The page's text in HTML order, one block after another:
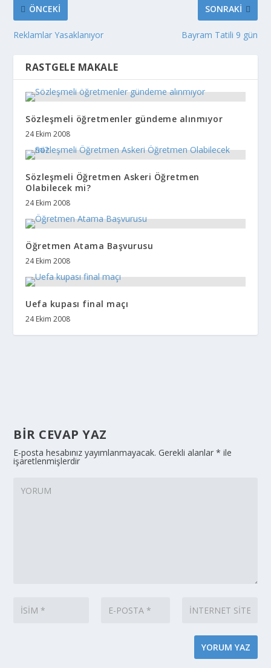
ÖNCEKI
Reklamlar Yasaklanıyor
SONRAKI
Bayram Tatili 9 gün
RASTGELE MAKALE
Sözleşmeli öğretmenler gündeme alınmıyor
24 Ekim 2008
Sözleşmeli Öğretmen Askeri Öğretmen
Olabilecek mi?
24 Ekim 2008
Öğretmen Atama Başvurusu
24 Ekim 2008
Uefa kupası final maçı
24 Ekim 2008
BIR CEVAP YAZ
E-posta hesabınız yayımlanmayacak. Gerekli alanlar* ile
işaretlenmişlerdir